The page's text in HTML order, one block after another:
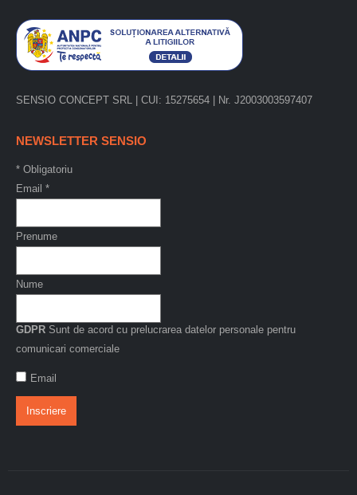
SENSIO CONCEPT SRL | CUI: 15275654 | Nr. J2003003597407
NEWSLETTER SENSIO
* Obligatoriu
Email *
Prenume
Nume
GDPR Sunt de acord cu prelucrarea datelor personale pentru
comunicari comerciale
Email